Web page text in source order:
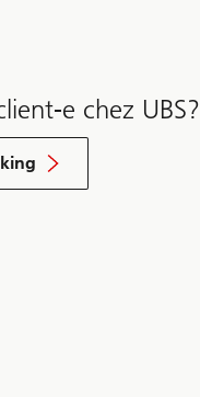
e chez UBS?